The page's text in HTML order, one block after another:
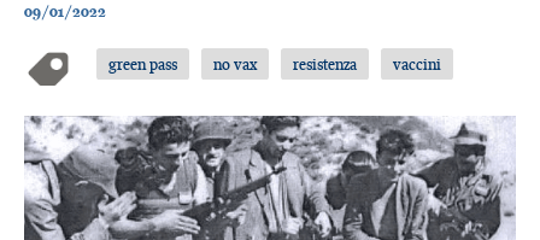
09/01/2022
green pass no vax resistenza vaccini